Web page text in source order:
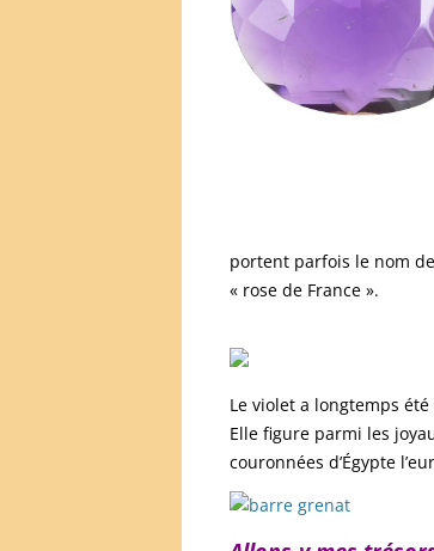
portent parfois le nom de
« rose de France ».
Le violet a longtemps
Elle figure parmi les
couronnées d’Égypte